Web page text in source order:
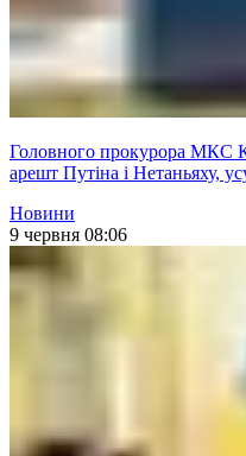
Головного прокурора МКС
арешт Путіна і Нетаньяху,
Новини
9 червня 08:06